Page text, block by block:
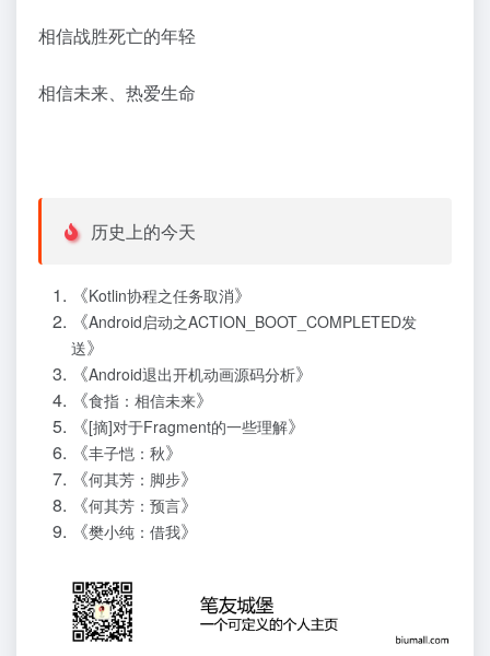
相信战胜死亡的年轻
相信未来、热爱生命
历史上的今天
《Kotlin协程之任务取消》
《Android启动之ACTION_BOOT_COMPLETED发
送》
《Android退出开机动画源码分析》
《食指：相信未来》
《[摘]对于Fragment的一些理解》
《丰子恺：秋》
《何其芳：脚步》
《何其芳：预言》
《樊小纯：借我》